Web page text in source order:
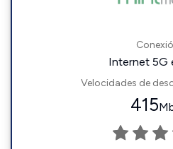
Internet 5G
Velocidades de
415